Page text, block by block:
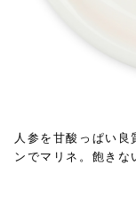
人参を甘酸っぱい良
ンでマリネ。飽きな